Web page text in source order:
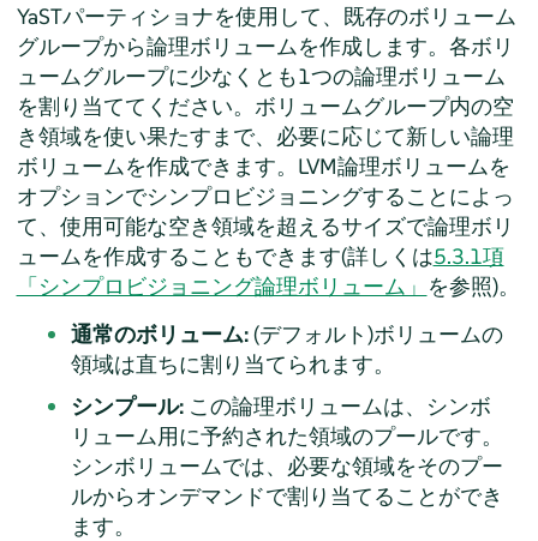
YaSTパーティショナを使用して、既存のボリューム
グループから論理ボリュームを作成します。各ボリ
ュームグループに少なくとも1つの論理ボリューム
を割り当ててください。ボリュームグループ内の空
き領域を使い果たすまで、必要に応じて新しい論理
ボリュームを作成できます。LVM論理ボリュームを
オプションでシンプロビジョニングすることによっ
て、使用可能な空き領域を超えるサイズで論理ボリ
ュームを作成することもできます(詳しくは5.3.1項
「シンプロビジョニング論理ボリューム」 を参照)。
通常のボリューム:(デフォルト)ボリュームの
領域は直ちに割り当てられます。
シンプール:この論理ボリュームは、シンボ
リューム用に予約された領域のプールです。
シンボリュームでは、必要な領域をそのプー
ルからオンデマンドで割り当てることができ
ます。